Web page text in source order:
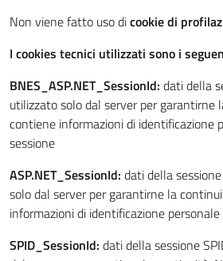
Non viene fatto uso dicookie di
I cookies tecnici utilizzati sono i
BNES_ASP.NET_SessionId: dati della
utilizzato solo dal server per garantirne
contiene informazioni di identificazione
sessione
ASP.NET_SessionId: dati della
solo dal server per garantirne la
informazioni di identificazione
SPID_SessionId: dati della sessione